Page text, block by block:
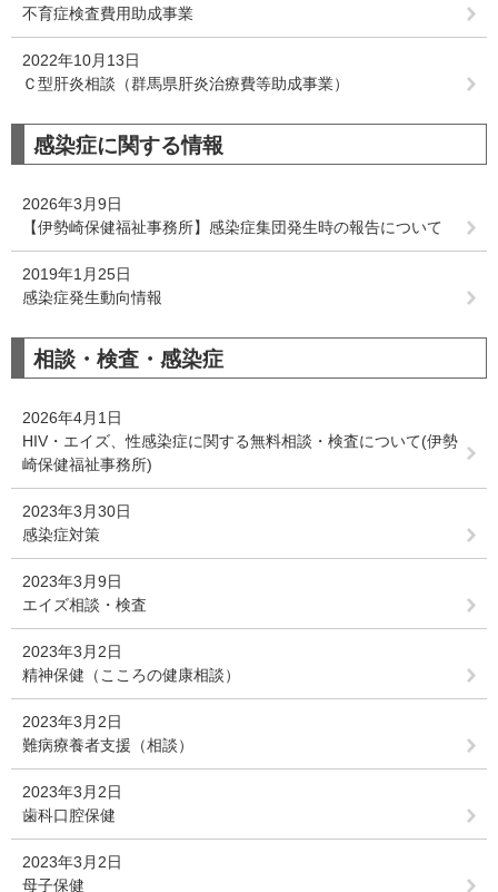
不育症検査費用助成事業
2022年10月13日
Ｃ型肝炎相談（群馬県肝炎治療費等助成事業）
感染症に関する情報
2026年3月9日
【伊勢崎保健福祉事務所】感染症集団発生時の報告について
2019年1月25日
感染症発生動向情報
相談・検査・感染症
2026年4月1日
HIV・エイズ、性感染症に関する無料相談・検査について(伊勢
崎保健福祉事務所)
2023年3月30日
感染症対策
2023年3月9日
エイズ相談・検査
2023年3月2日
精神保健（こころの健康相談）
2023年3月2日
難病療養者支援（相談）
2023年3月2日
歯科口腔保健
2023年3月2日
母子保健